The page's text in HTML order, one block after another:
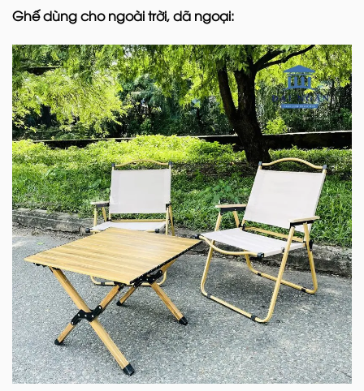
Ghế dùng cho ngoài trời, dã ngoại: